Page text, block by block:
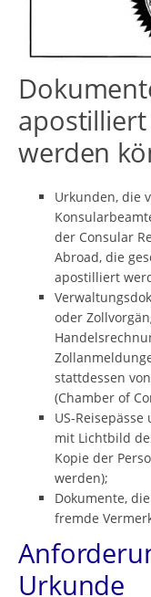
werden
Urkunden, die
der Consular
Abroad, die
apostilliert
oder
stattdessen
(Chamber of
US-
mit Lichtbild
Kopie der
werden);
Dokumente,
fremde
Urkunde